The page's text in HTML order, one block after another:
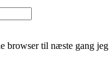
browser til næste gang jeg